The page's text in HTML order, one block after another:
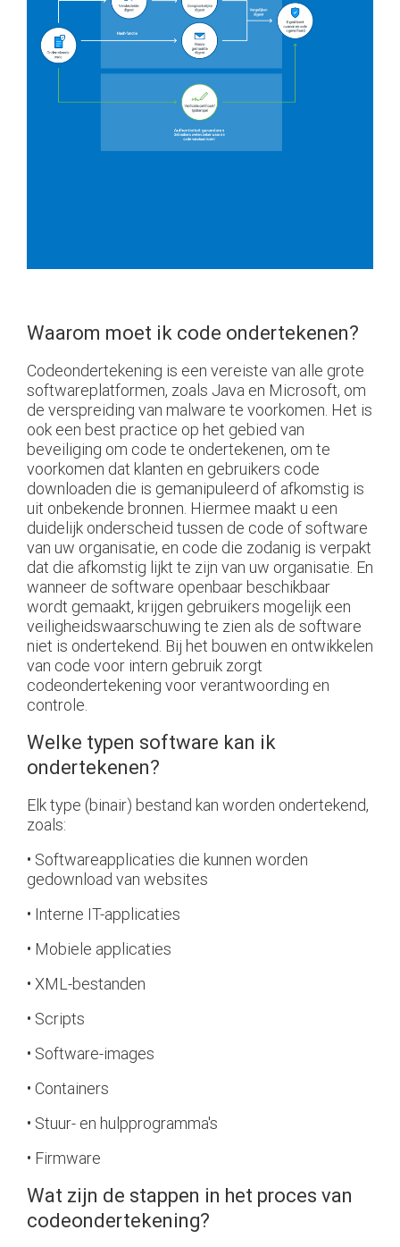
Waarom moet ik code ondertekenen?
Codeondertekening is een vereiste van alle grote
softwareplatformen, zoals Java en Microsoft, om
de verspreiding van malware te voorkomen. Het is
ook een best practice op het gebied van
beveiliging om code te ondertekenen, om te
voorkomen dat klanten en gebruikers code
downloaden die is gemanipuleerd of afkomstig is
uit onbekende bronnen. Hiermee maakt u een
duidelijk onderscheid tussen de code of software
van uw organisatie, en code die zodanig is verpakt
dat die afkomstig lijkt te zijn van uw organisatie. En
wanneer de software openbaar beschikbaar
wordt gemaakt, krijgen gebruikers mogelijk een
veiligheidswaarschuwing te zien als de software
niet is ondertekend. Bij het bouwen en ontwikkelen
van code voor intern gebruik zorgt
codeondertekening voor verantwoording en
controle.
Welke typen software kan ik
ondertekenen?
Elk type (binair) bestand kan worden ondertekend,
zoals:
• Softwareapplicaties die kunnen worden
gedownload van websites
• Interne IT-applicaties
• Mobiele applicaties
• XML-bestanden
• Scripts
• Software-images
• Containers
• Stuur- en hulpprogramma's
• Firmware
Wat zijn de stappen in het proces van
codeondertekening?